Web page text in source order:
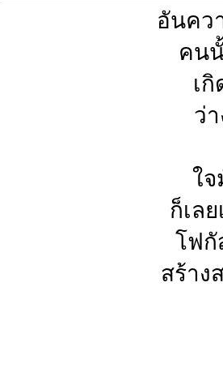
อันคว
คน
เ
ว่
ใ
ก็เล
โฟกั
สร้าง